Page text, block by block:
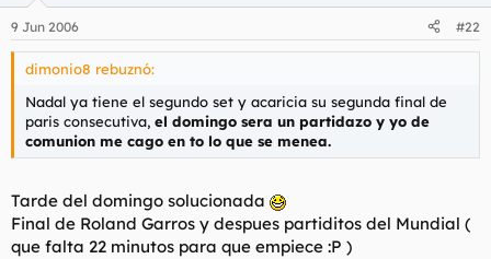
9 Jun 2006 #22
dimonio8 rebuznó:
Nadal ya tiene el segundo set y acaricia su segunda final de
paris consecutiva, el domingo sera un partidazo y yo de
comunion me cago en to lo que se menea.
Tarde del domingo solucionada
Final de Roland Garros y despues partiditos del Mundial (
que falta 22 minutos para que empiece :P )